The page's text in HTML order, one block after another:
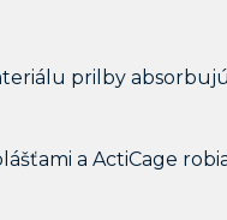
prilby
a ActiCage